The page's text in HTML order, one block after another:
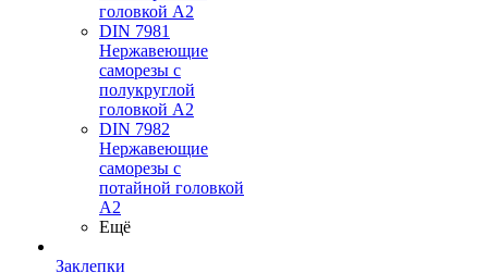
головкой А2
DIN 7981
Нержавеющие
саморезы с
полукруглой
головкой А2
DIN 7982
Нержавеющие
саморезы с
потайной головкой
А2
Ещё
Заклепки